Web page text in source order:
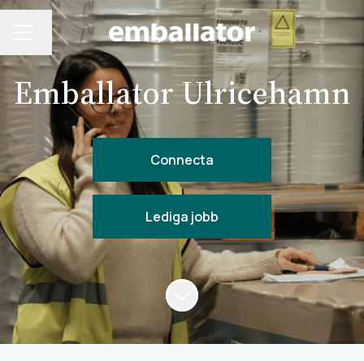
KARRIÄRMENY
Byt språk
Emballator Ulricehamn
Connecta
Lediga jobb
Skrolla för mer innehåll